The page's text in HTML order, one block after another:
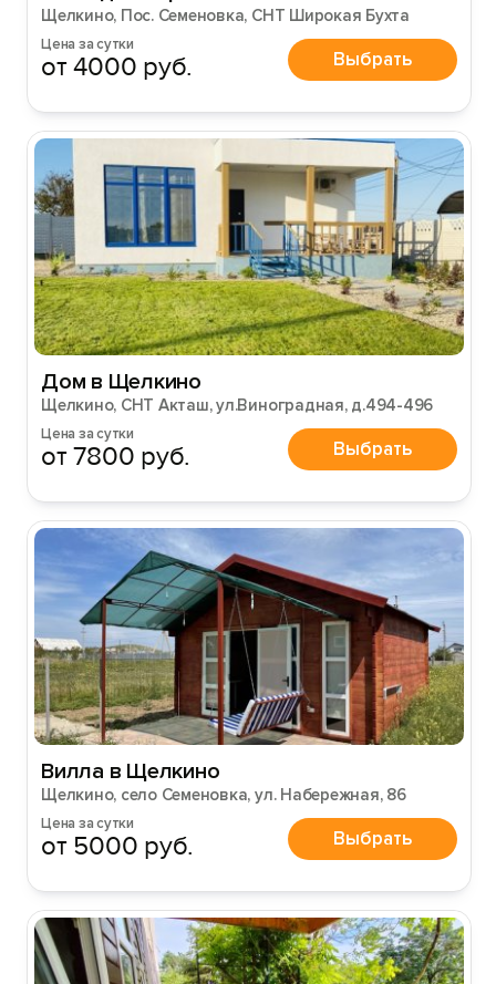
Щелкино, Пос. Семеновка, СНТ Широкая Бухта
Цена за сутки
от 4000 руб. Выбрать
Дом в Щелкино
Щелкино, СНТ Акташ, ул.Виноградная, д.494-496
Цена за сутки
от 7800 руб. Выбрать
Вилла в Щелкино
Щелкино, село Семеновка, ул. Набережная, 86
Цена за сутки
от 5000 руб. Выбрать